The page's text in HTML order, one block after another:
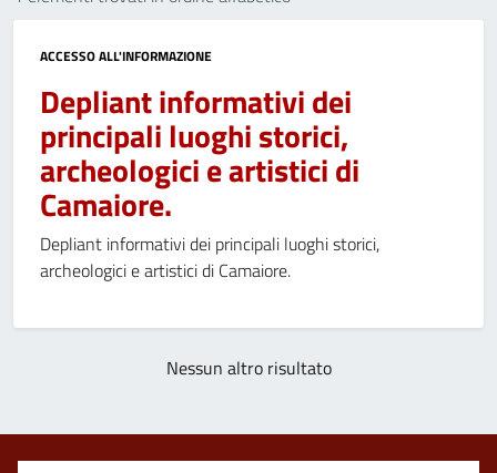
ACCESSO ALL'INFORMAZIONE
Depliant informativi dei
principali luoghi storici,
archeologici e artistici di
Camaiore.
Depliant informativi dei principali luoghi storici,
archeologici e artistici di Camaiore.
Nessun altro risultato